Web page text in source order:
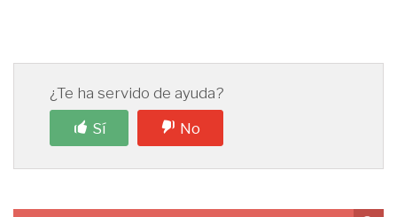
¿Te ha servido de ayuda?
Sí
No